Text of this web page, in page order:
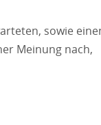
sowie
Meinung nach,